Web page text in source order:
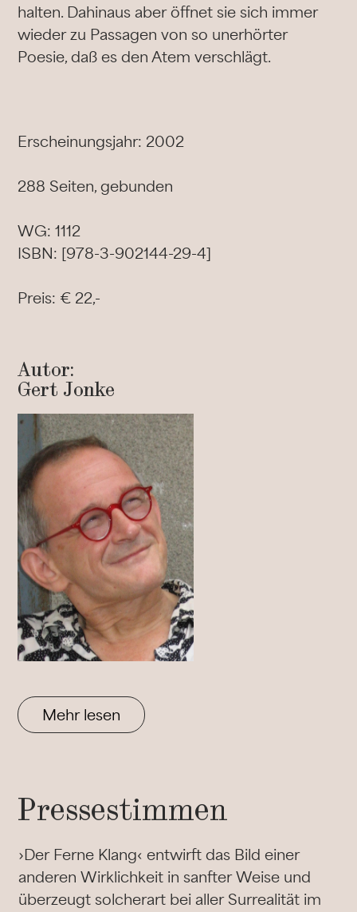
halten. Dahinaus aber öffnet sie sich immer
wieder zu Passagen von so unerhörter
Poesie, daß es den Atem verschlägt.
Erscheinungsjahr: 2002
288 Seiten, gebunden
WG: 1112
ISBN: [978-3-902144-29-4]
Preis: € 22,-
Autor:
Gert Jonke
Mehr lesen
Pressestimmen
›Der Ferne Klang‹ entwirft das Bild einer
anderen Wirklichkeit in sanfter Weise und
überzeugt solcherart bei aller Surrealität im